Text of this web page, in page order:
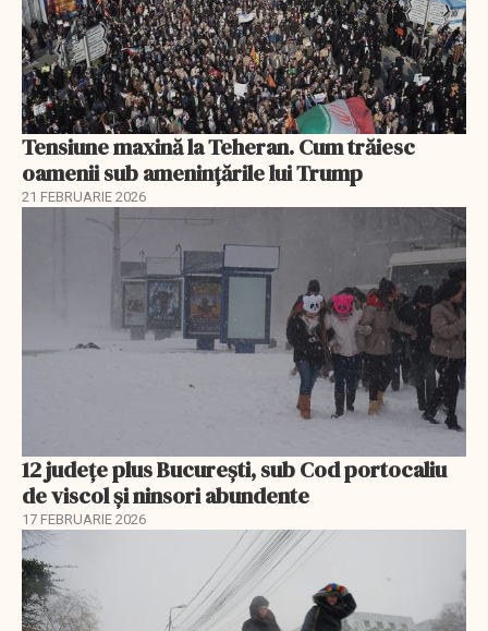
Tensiune maxină la Teheran. Cum trăiesc
oamenii sub amenințările lui Trump
21 FEBRUARIE 2026
12 județe plus București, sub Cod portocaliu
de viscol și ninsori abundente
17 FEBRUARIE 2026